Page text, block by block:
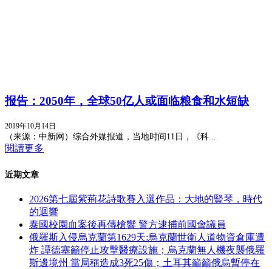
报告：2050年，全球50亿人或面临粮食和水短缺
2019年10月14日
（来源：中新网）综合外媒报道，当地时间11日，《科...
閱讀更多
近期文章
2026第七屆紫荊花詩歌賽入選作品：大地的豎琴，時代
的迴響
泰國校園血案後再傳槍響 警方逮捕前國會議員
俄羅斯入侵烏克蘭第1629天:烏克蘭世衛人道物資倉庫遭
炸 譚德塞籲停止攻擊醫療設施；烏克蘭無人機夜襲俄羅
斯邊境州 當局稱造成3死25傷；土耳其籲籲俄烏暫停在